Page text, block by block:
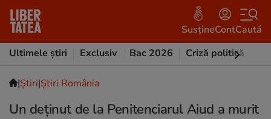
SusțineContCaută
Ultimele știri
Exclusiv Bac 2026 Criză politică
|Ştiri|Știri România
Un deținut de la Penitenciarul Aiud a murit